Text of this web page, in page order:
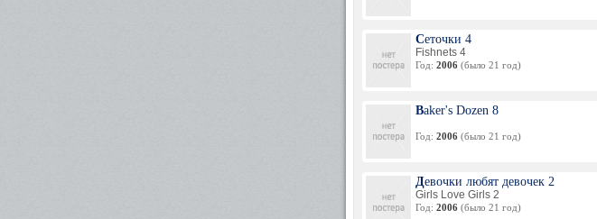
Сеточки 4
Fishnets 4
Год: 2006 (было 21 год)
Baker's Dozen 8
Год: 2006 (было 21 год)
Девочки любят девочек 2
Girls Love Girls 2
Год: 2006 (было 21 год)